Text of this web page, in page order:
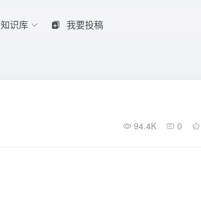
识库 我要投稿
94.4K 0